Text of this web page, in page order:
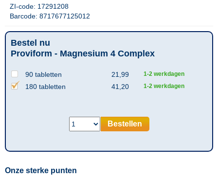
ZI-code: 17291208
Barcode: 8717677125012
Bestel nu
Proviform - Magnesium 4 Complex
90 tabletten 21,99 1-2 werkdagen
180 tabletten 41,20 1-2 werkdagen
Bestellen
Onze sterke punten